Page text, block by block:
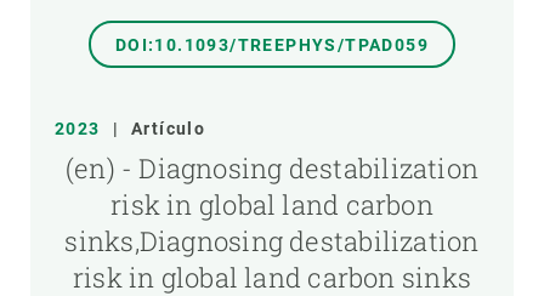
DOI:10.1093/TREEPHYS/TPAD059
2023 | Artículo
(en) - Diagnosing destabilization
risk in global land carbon
sinks,Diagnosing destabilization
risk in global land carbon sinks